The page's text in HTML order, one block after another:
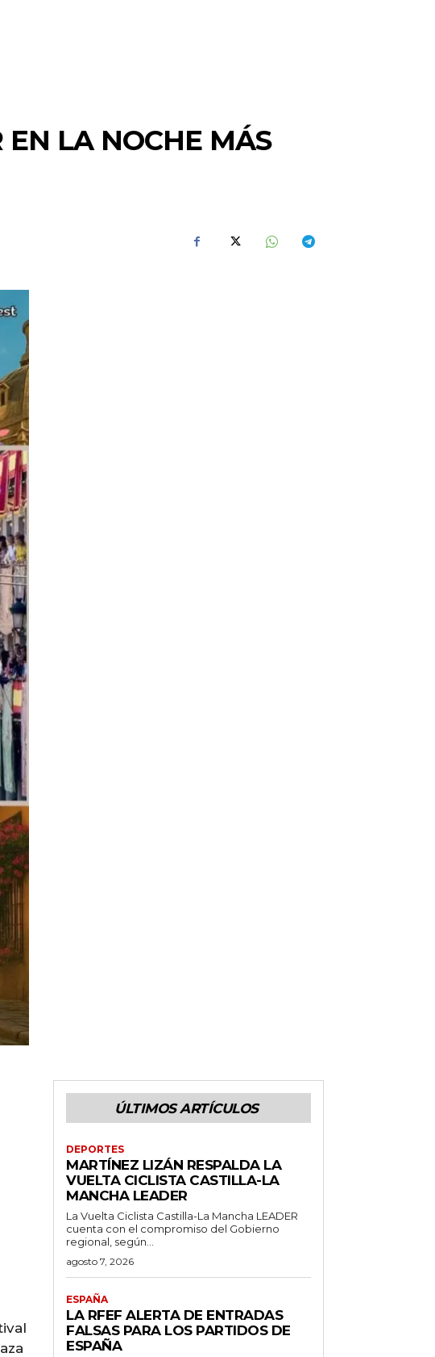
EN LA NOCHE MÁS
ÚLTIMOS ARTÍCULOS
DEPORTES
MARTÍNEZ LIZÁN RESPALDA LA
VUELTA CICLISTA CASTILLA-LA
MANCHA LEADER
La Vuelta Ciclista Castilla-La Mancha LEADER
cuenta con el compromiso del Gobierno
regional, según...
agosto 7, 2026
ESPAÑA
LA RFEF ALERTA DE ENTRADAS
FALSAS PARA LOS PARTIDOS DE
ESPAÑA